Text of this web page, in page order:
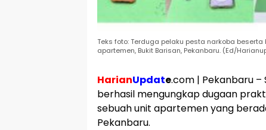
Teks foto: Terduga pelaku pesta narkoba
apartemen, Bukit Barisan, Pekanbaru. (Ed/
HarianUpdate.com | Pekanbaru –
berhasil mengungkap dugaan
sebuah unit apartemen yang
Pekanbaru.